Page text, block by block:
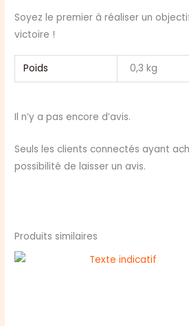
Soyez le premier à réaliser un
victoire !
Poids 0,3 kg
Il n’y a pas encore d’avis.
Seuls les clients connectés ayant
possibilité de laisser un avis.
Produits similaires